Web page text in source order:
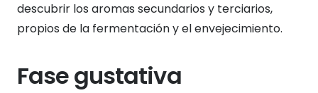
descubrir los aromas secundarios y terciarios,
propios de la fermentación y el envejecimiento.
Fase gustativa